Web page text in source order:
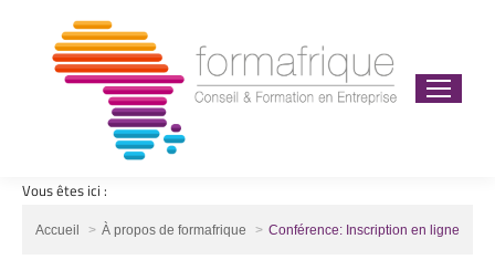
Vous êtes ici :
Vous êtes ici :
Accueil À propos de formafrique Conférence: Inscription en ligne